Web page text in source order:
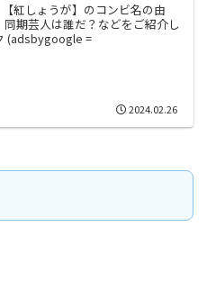
紅しょうが】のコンビ名の由
期芸人は誰だ？などをご紹介し
(adsbygoogle =
2024.02.26